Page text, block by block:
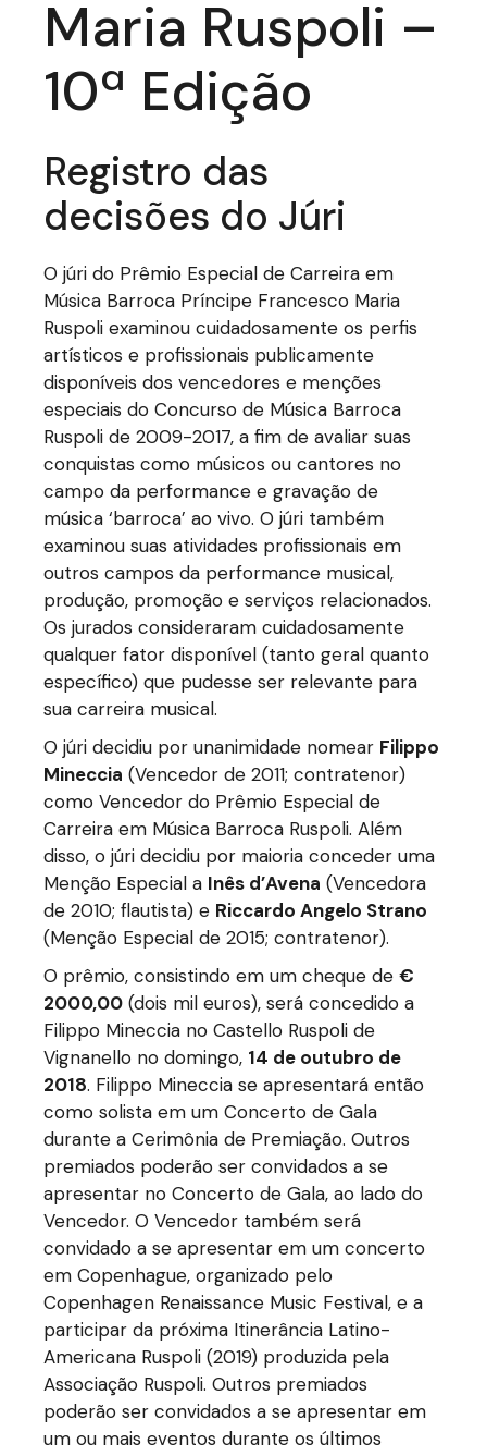
Maria Ruspoli –
10ª Edição
Registro das
decisões do Júri
O júri do Prêmio Especial de Carreira em
Música Barroca Príncipe Francesco Maria
Ruspoli examinou cuidadosamente os perfis
artísticos e profissionais publicamente
disponíveis dos vencedores e menções
especiais do Concurso de Música Barroca
Ruspoli de 2009-2017, a fim de avaliar suas
conquistas como músicos ou cantores no
campo da performance e gravação de
música ‘barroca’ ao vivo. O júri também
examinou suas atividades profissionais em
outros campos da performance musical,
produção, promoção e serviços relacionados.
Os jurados consideraram cuidadosamente
qualquer fator disponível (tanto geral quanto
específico) que pudesse ser relevante para
sua carreira musical.
O júri decidiu por unanimidade nomear Filippo
Mineccia (Vencedor de 2011; contratenor)
como Vencedor do Prêmio Especial de
Carreira em Música Barroca Ruspoli. Além
disso, o júri decidiu por maioria conceder uma
Menção Especial a Inês d’Avena (Vencedora
de 2010; flautista) e Riccardo Angelo Strano
(Menção Especial de 2015; contratenor).
O prêmio, consistindo em um cheque de€
2000,00 (dois mil euros), será concedido a
Filippo Mineccia no Castello Ruspoli de
Vignanello no domingo, 14 de outubro de
2018. Filippo Mineccia se apresentará então
como solista em um Concerto de Gala
durante a Cerimônia de Premiação. Outros
premiados poderão ser convidados a se
apresentar no Concerto de Gala, ao lado do
Vencedor. O Vencedor também será
convidado a se apresentar em um concerto
em Copenhague, organizado pelo
Copenhagen Renaissance Music Festival, e a
participar da próxima Itinerância Latino-
Americana Ruspoli (2019) produzida pela
Associação Ruspoli. Outros premiados
poderão ser convidados a se apresentar em
um ou mais eventos durante os últimos